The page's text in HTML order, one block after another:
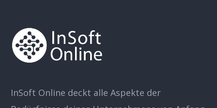
InSoft Online deckt alle Aspekte der